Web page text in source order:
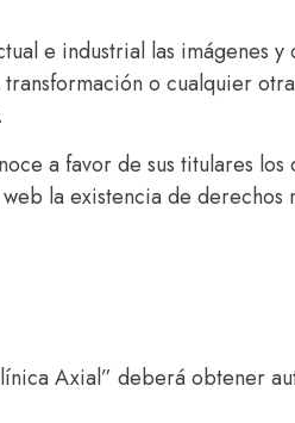
e industrial las imágenes y
o cualquier
a favor de sus titulares
la existencia de derechos
Axial” deberá obtener